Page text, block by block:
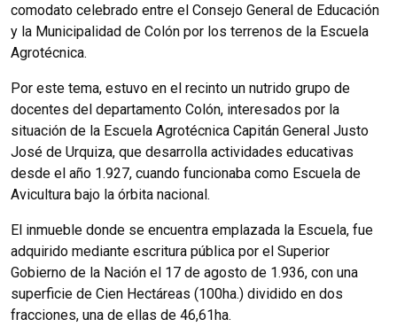
comodato celebrado entre el Consejo General de Educación
y la Municipalidad de Colón por los terrenos de la Escuela
Agrotécnica.
Por este tema, estuvo en el recinto un nutrido grupo de
docentes del departamento Colón, interesados por la
situación de la Escuela Agrotécnica Capitán General Justo
José de Urquiza, que desarrolla actividades educativas
desde el año 1.927, cuando funcionaba como Escuela de
Avicultura bajo la órbita nacional.
El inmueble donde se encuentra emplazada la Escuela, fue
adquirido mediante escritura pública por el Superior
Gobierno de la Nación el 17 de agosto de 1.936, con una
superficie de Cien Hectáreas (100ha.) dividido en dos
fracciones, una de ellas de 46,61ha.